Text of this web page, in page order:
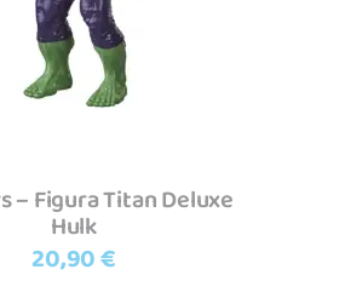
– Figura Titan Deluxe
Hulk
20,90€